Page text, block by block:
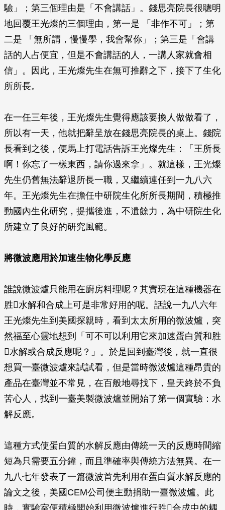
驗」；第三個理由是「不會講話」。錢思亮院長很聰明
地回覆王光燦的三個理由，第一是 「非作不可」；第
二是 「無所謂，慢慢學，我會幫你」；第三是「會講
話的人占便宜，但是不會講話的人，一講人家就會相
信」。因此，王光燦先生在無可推辭之下，接下了生化
所所長。
在一任三年後，王光燦先生覺得應該要換人做做看了，
所以有一天，他就把辭呈放在錢思亮院長的桌上。錢院
長看到之後，便馬上打電話告訴王光燦先生：「王所長
啊！你忘了一樣東西，請你過來拿」。就這樣，王光燦
先生仍舊無法辭退所長一職，又繼續連任到一九八六
年。王光燦先生在擔任中研院生化所所長期間，積極推
動國內生化研究，提攜後進，不遺餘力，為中研院生化
所建立了良好的研究風範。
將微波應用於加速生物化學反應
誰說微波爐只能用在廚房料理呢？其實現在這種機器在
胜水解和合成上可是非常好用的呢。話說一九八六年
王光燦先生到美國探親時，看到太太所用的微波爐，突
然福至心靈地想到「可不可以利用它來加速蛋白質和胜
水解或合成反應呢？」。於是回到臺灣後，就一直很
想買一臺微波爐來試試看，但是當時微波爐這種昂貴的
產品在臺灣並不常見，在百般地尋找下，皇天終於不負
苦心人，找到一臺美製微波爐並開始了第一個實驗：水
解反應。
這種方式使蛋白質的水解反應由傳統一天的反應時間縮
短為只需要五分鐘，而且準確率與傳統方法無異。在一
九八七年發表了一篇微波首先利用在蛋白質水解反應的
論文之後，美國CEM公司便主動捐助一臺微波爐。此
時，實驗室便積極開始利用微波爐進行胜合成中的耦